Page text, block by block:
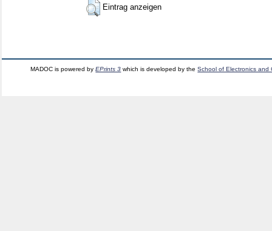
Eintrag anzeigen
MADOC is powered byEPrints 3 which is developed by theSchool of Electronics and